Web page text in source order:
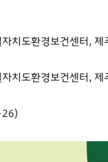
치도환경보건센터,
치도환경보건센터,
26)